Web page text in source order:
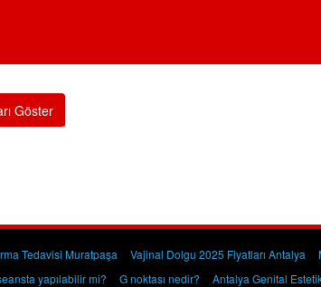
Göster
Tedavisi Muratpaşa Vajinal Dolgu 2025 Fiyatları Antalya
yapılabilir mi?
G noktası nedir? Antalya Genital